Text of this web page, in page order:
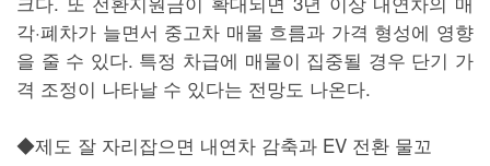
각·폐차가 늘면서 중고차 매물 흐름과 가격 형성에 영향
을 줄 수 있다. 특정 차급에 매물이 집중될 경우 단기 가
격 조정이 나타날 수 있다는 전망도 나온다.
◆제도 잘 자리잡으면 내연차 감축과 EV 전환 물꼬